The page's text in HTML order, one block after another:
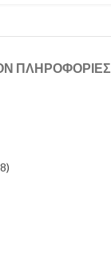
ΠΛΗΡΟΦΟΡΊΕΣ